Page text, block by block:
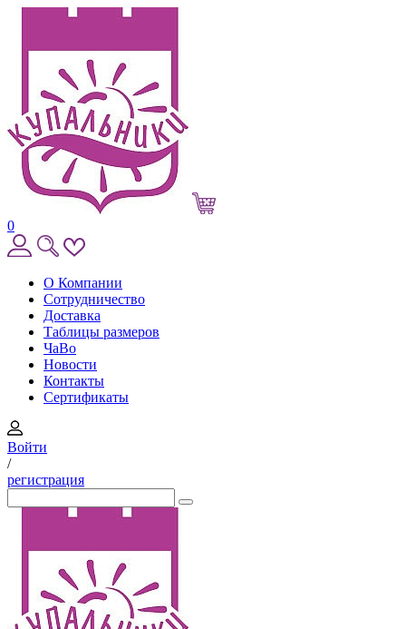
0
О Компании
Сотрудничество
Доставка
Таблицы размеров
ЧаВо
Новости
Контакты
Сертификаты
Войти
/
регистрация